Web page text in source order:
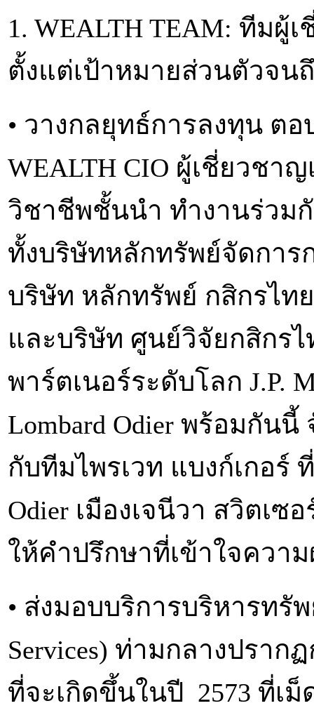
1. WEALTH TEAM: ทีม
ตั้งแต่เป้าหมายส่วนตัวจน
• วางกลยุทธ์การลงทุน ต
WEALTH CIO ผู้เชี่ยวชา
วิชาชีพชั้นนำ ทำงานร่วม
ทั้งบริษัทหลักทรัพย์จัดการ
บริษัท หลักทรัพย์ กสิกรไท
และบริษัท ศูนย์วิจัยกสิกรไ
พาร์ตเนอร์ระดับโลก J.P.
Lombard Odier พร้อมกัน
กับทีมไพรเวท แบงก์เกอร์
Odier เมืองเจนีวา สวิตเ
ให้คำปรึกษาที่เข้าใจควา
• ส่งมอบบริการบริหารทรั
Services) ท่ามกลางปรากฏ
ที่จะเกิดขึ้นในปี 2573 ที่เ